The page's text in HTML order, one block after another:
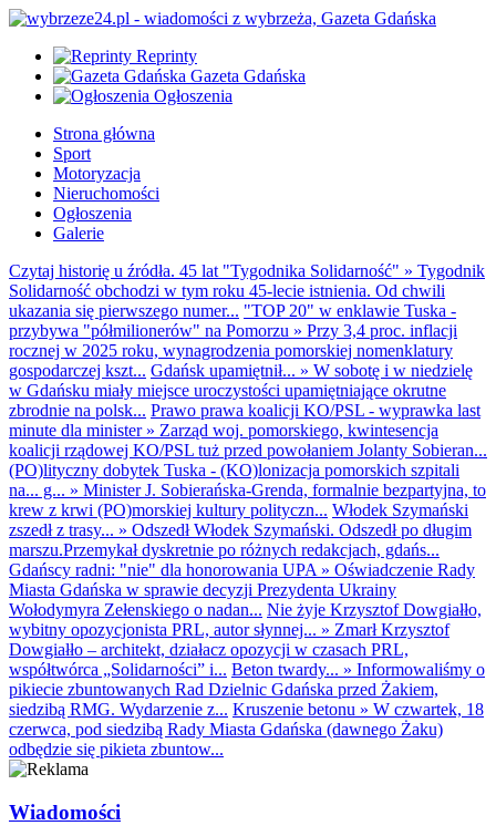
Reprinty
Gazeta Gdańska
Ogłoszenia
Strona główna
Sport
Motoryzacja
Nieruchomości
Ogłoszenia
Galerie
Czytaj historię u źródła. 45 lat "Tygodnika Solidarność" » Tygodnik
Solidarność obchodzi w tym roku 45-lecie istnienia. Od chwili
ukazania się pierwszego numer... "TOP 20" w enklawie Tuska -
przybywa "półmilionerów" na Pomorzu » Przy 3,4 proc. inflacji
rocznej w 2025 roku, wynagrodzenia pomorskiej nomenklatury
gospodarczej kszt... Gdańsk upamiętnił... » W sobotę i w niedzielę
w Gdańsku miały miejsce uroczystości upamiętniające okrutne
zbrodnie na polsk... Prawo prawa koalicji KO/PSL - wyprawka last
minute dla minister» Zarząd woj. pomorskiego, kwintesencja
koalicji rządowej KO/PSL tuż przed powołaniem Jolanty Sobieran...
(PO)lityczny dobytek Tuska - (KO)lonizacja pomorskich szpitali
na... g... » Minister J. Sobierańska-Grenda, formalnie bezpartyjna, to
krew z krwi (PO)morskiej kultury polityczn... Włodek Szymański
zszedł z trasy... » Odszedł Włodek Szymański. Odszedł po długim
marszu.Przemykał dyskretnie po różnych redakcjach, gdańs...
Gdańscy radni: "nie" dla honorowania UPA » Oświadczenie Rady
Miasta Gdańska w sprawie decyzji Prezydenta Ukrainy
Wołodymyra Zełenskiego o nadan... Nie żyje Krzysztof Dowgiałło,
wybitny opozycjonista PRL, autor słynnej... » Zmarł Krzysztof
Dowgiałło – architekt, działacz opozycji w czasach PRL,
współtwórca „Solidarności” i... Beton twardy... » Informowaliśmy o
pikiecie zbuntowanych Rad Dzielnic Gdańska przed Żakiem,
siedzibą RMG. Wydarzenie z... Kruszenie betonu » W czwartek, 18
czerwca, pod siedzibą Rady Miasta Gdańska (dawnego Żaku)
odbędzie się pikieta zbuntow...
Wiadomości